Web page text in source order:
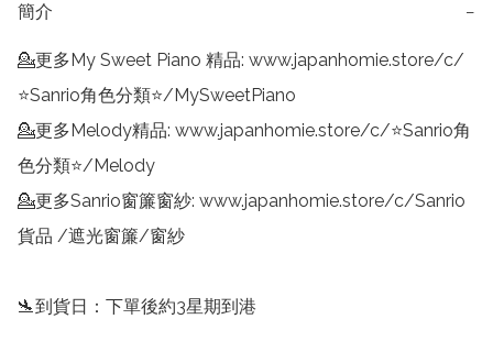
簡介 −
💁更多My Sweet Piano 精品: www.japanhomie.store/c/
⭐Sanrio角色分類⭐/MySweetPiano
💁更多Melody精品: www.japanhomie.store/c/⭐Sanrio角
色分類⭐/Melody
💁更多Sanrio窗簾窗紗: www.japanhomie.store/c/Sanrio
貨品 /遮光窗簾/窗紗
🛬到貨日：下單後約3星期到港